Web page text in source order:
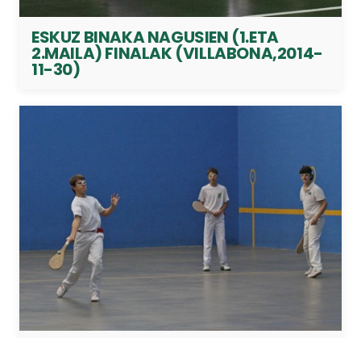
ESKUZ BINAKA NAGUSIEN (1.ETA
2.MAILA) FINALAK (VILLABONA,2014-
11-30)